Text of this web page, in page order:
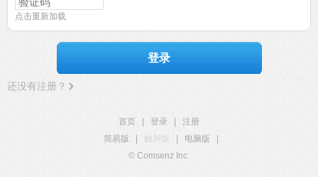
点击重新加载
登录
还没有注册？
首页 登录
注册
简易版
触屏版 电脑版
© Comsenz Inc.